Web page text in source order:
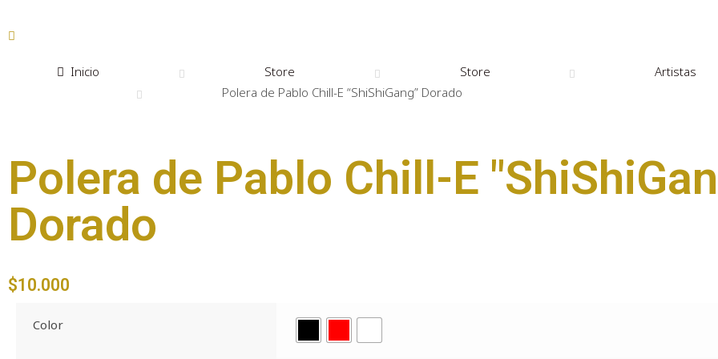
Inicio Store Store
Artistas
Polera de Pablo Chill-E “ShiShiGang” Dorado
Polera de Pablo Chill-E
Dorado
$10.000
Color